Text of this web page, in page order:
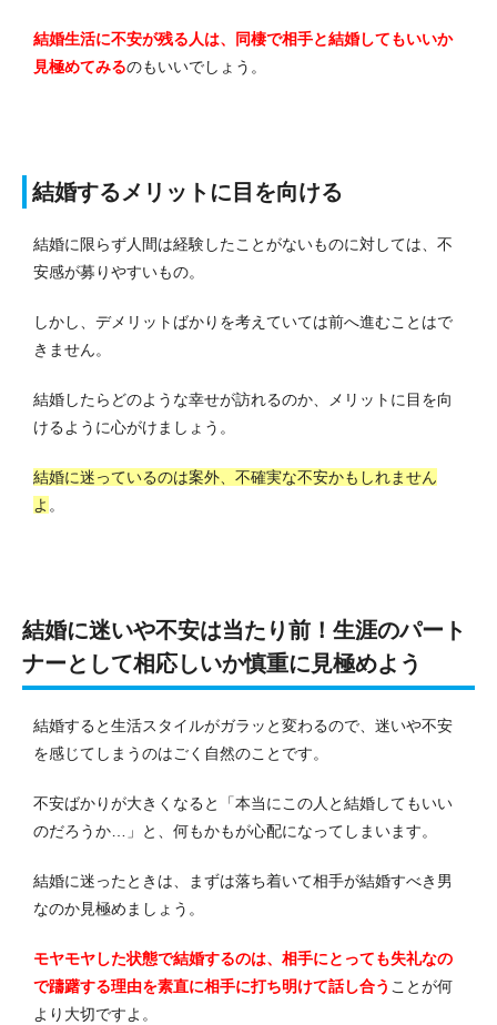
結婚生活に不安が残る人は、同棲で相手と結婚してもいいか
見極めてみるのもいいでしょう。
結婚するメリットに目を向ける
結婚に限らず人間は経験したことがないものに対しては、不
安感が募りやすいもの。
しかし、デメリットばかりを考えていては前へ進むことはで
きません。
結婚したらどのような幸せが訪れるのか、メリットに目を向
けるように心がけましょう。
結婚に迷っているのは案外、不確実な不安かもしれません
よ 。
結婚に迷いや不安は当たり前！生涯のパート
ナーとして相応しいか慎重に見極めよう
結婚すると生活スタイルがガラッと変わるので、迷いや不安
を感じてしまうのはごく自然のことです。
不安ばかりが大きくなると「本当にこの人と結婚してもいい
のだろうか…」と、何もかもが心配になってしまいます。
結婚に迷ったときは、まずは落ち着いて相手が結婚すべき男
なのか見極めましょう。
モヤモヤした状態で結婚するのは、相手にとっても失礼なの
で躊躇する理由を素直に相手に打ち明けて話し合う ことが何
より大切ですよ。